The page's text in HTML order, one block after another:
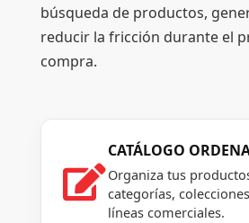
búsqueda de productos,
reducir la fricción durante el
compra.

CATÁLOGO
Organiza tus
categorías,
líneas comerciales.